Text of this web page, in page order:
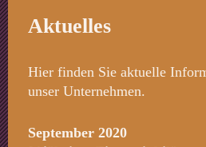
Aktuelles
Hier finden Sie aktuelle
unser Unternehmen.
September 2020